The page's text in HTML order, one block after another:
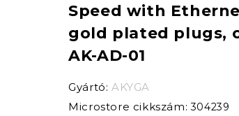
Speed with
gold plated plugs,
AK-AD-01
Gyártó: AKYGA
Microstore cikkszám:304239